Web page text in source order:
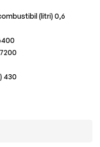
(litri) 0,6
430